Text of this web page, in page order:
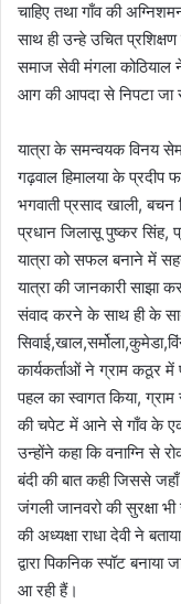
चाहिए तथा गाँव की
साथ ही उन्हे उचित
समाज सेवी मंगला कोठियाल
आग की आपदा से निपटा जा
यात्रा के समन्वयक विनय
गढ़वाल हिमालया के प्रदीप
भगवाती प्रसाद खाली, बचन
प्रधान जिलासू पुष्कर सिंह,
यात्रा को सफल बनाने में
यात्रा की जानकारी साझा
संवाद करने के साथ ही के
कार्यकर्ताओं ने ग्राम कठूर
पहल का स्वागत किया, ग्राम
की चपेट में आने से गाँव के एक
उन्होंने कहा कि वनाग्नि से
बंदी की बात कही जिससे
जंगली जानवरो की सुरक्षा
की अध्यक्षा राधा देवी ने
द्वारा पिकनिक स्पॉट
आ रही हैं।